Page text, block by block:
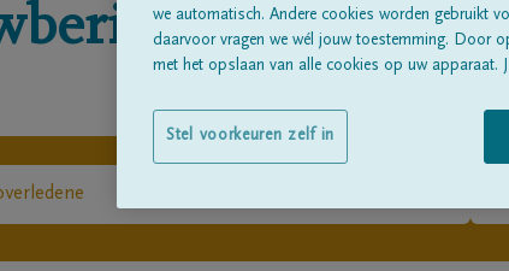
in 'Sint-
we automatisch. Andere cookies worden gebruikt
daarvoor vragen we wél jouw toestemming. Door
met het opslaan van alle cookies op uw apparaat.
Stel voorkeuren zelf in